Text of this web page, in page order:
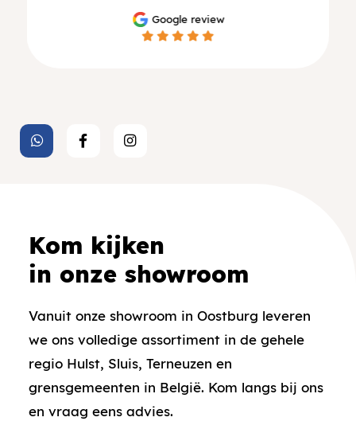
Google review
Kom kijken
in onze showroom
Vanuit onze showroom in Oostburg leveren
we ons volledige assortiment in de gehele
regio Hulst, Sluis, Terneuzen en
grensgemeenten in België. Kom langs bij ons
en vraag eens advies.